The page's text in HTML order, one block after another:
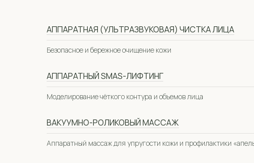
АППАРАТНАЯ (УЛЬТРАЗВУКОВАЯ) ЧИСТКА ЛИЦА
Безопасное и бережное очищение кожи
АППАРАТНЫЙ SMAS-ЛИФТИНГ
Моделирование чёткого контура и объемов лица
ВАКУУМНО-РОЛИКОВЫЙ МАССАЖ
Аппаратный массаж для упругости кожи и профилактики